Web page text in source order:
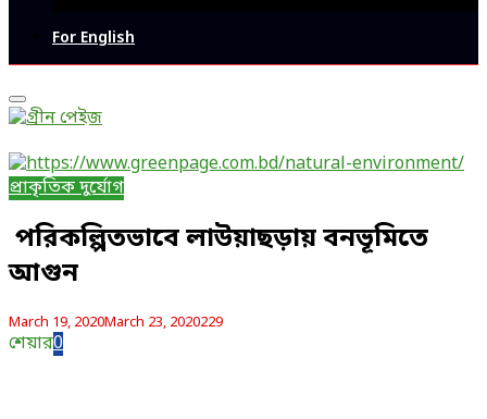
For English
Primary
Menu
প্রাকৃতিক দুর্যোগ
পরিকল্পিতভাবে লাউয়াছড়ায় বনভূমিতে
আগুন
March 19, 2020March 23, 2020229
শেয়ার0